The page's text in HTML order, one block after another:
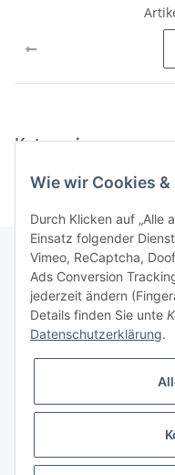
Kategorien
Informationen
Gesetzliche Informationen
* Alle Preise inkl. gesetzlicher
Wie wir Cookies &
Durch Klicken auf „Alle
Einsatz folgender
Vimeo, ReCaptcha,
Ads Conversion
jederzeit ändern
Details finden Sie unte
Datenschutzerklärung.